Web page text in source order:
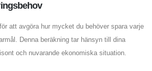
att avgöra hur mycket du behöver spara varje
Denna beräkning tar hänsyn till dina
och nuvarande ekonomiska situation.